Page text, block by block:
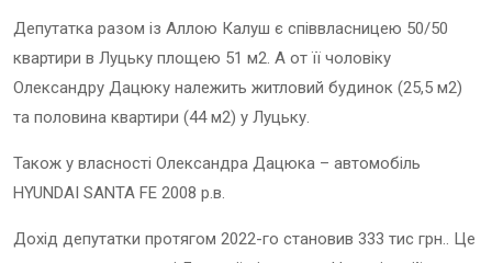
Депутатка разом із Аллою Калуш є співвласницею 50/50
квартири в Луцьку площею 51 м2. А от її чоловіку
Олександру Дацюку належить житловий будинок (25,5 м2)
та половина квартири (44 м2) у Луцьку.
Також у власності Олександра Дацюка – автомобіль
HYUNDAI SANTA FE 2008 р.в.
Дохід депутатки протягом 2022-го становив 333 тис грн.. Це